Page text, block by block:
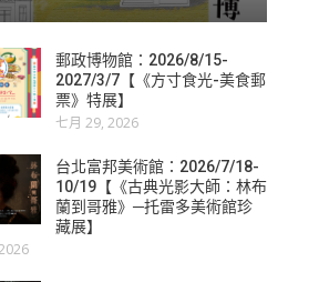
郵政博物館：2026/8/15-
2027/3/7【《方寸食光-美食郵
票》特展】
七月 29, 2026
台北富邦美術館：2026/7/18-
10/19【《古典光影大師：林布
蘭到哥雅》─托雷多美術館珍
藏展】